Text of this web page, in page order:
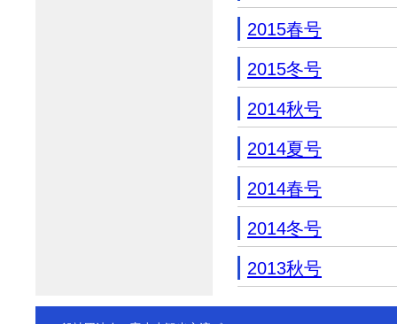
2015春号
2015冬号
2014秋号
2014夏号
2014春号
2014冬号
2013秋号